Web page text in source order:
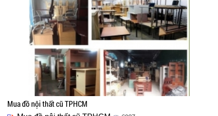
Mua đồ nội thất cũ TPHCM